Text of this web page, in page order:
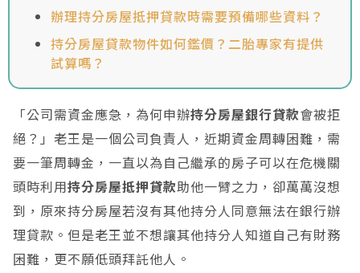
辦理持分房屋抵押貸款時需要預備哪些資料？
持分房屋貸款物件如何鑑價？二胎專家有提供
試算嗎？
「公司需資金應急，為何申辦持分房屋銀行貸款會被拒
絕？」老王是一個公司負責人，近期資金周轉困難，需
要一筆周轉金，一直以為自己繼承的房子可以在危機關
頭時利用持分房屋抵押貸款助他一臂之力，卻萬萬沒想
到，原來持分房屋若沒有其他持分人同意無法在銀行辦
理貸款。但是老王並不想讓其他持分人知道自己有財務
困難，更不願低頭拜託他人。